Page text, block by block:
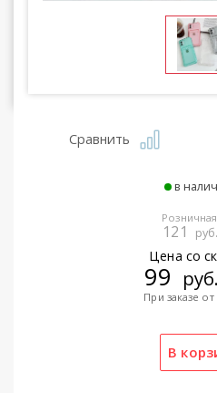
Сравнить
в
121
Цена со
99
При заказе от